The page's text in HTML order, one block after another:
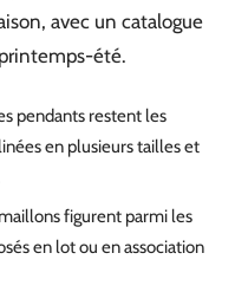
avec un catalogue
été.
pendants restent les
en plusieurs tailles et
figurent parmi les
en lot ou en association